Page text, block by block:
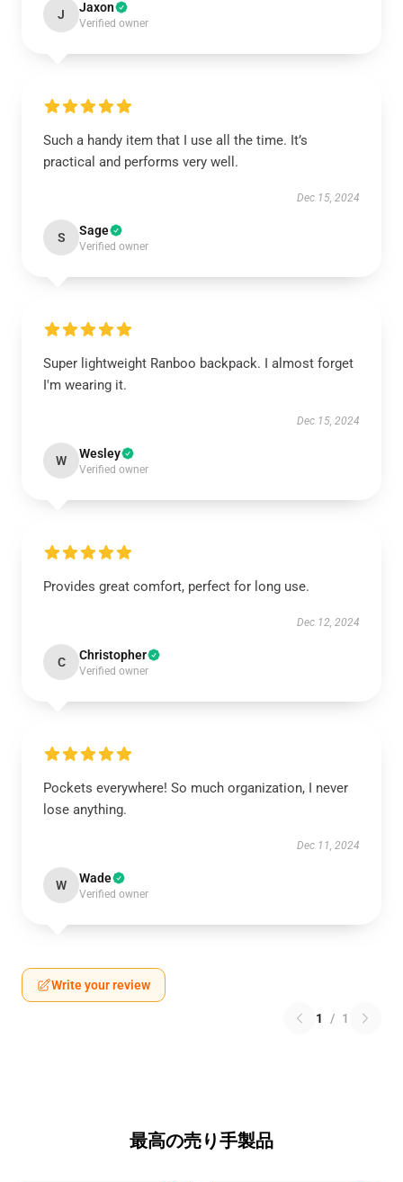
J Jaxon
Verified owner
Such a handy item that I use all the time. It’s
practical and performs very well.
Dec 15, 2024
S Sage
Verified owner
Super lightweight Ranboo backpack. I almost forget
I'm wearing it.
Dec 15, 2024
W Wesley
Verified owner
Provides great comfort, perfect for long use.
Dec 12, 2024
C Christopher
Verified owner
Pockets everywhere! So much organization, I never
lose anything.
Dec 11, 2024
W Wade
Verified owner
Write your review
1 / 1
最高の売り手製品